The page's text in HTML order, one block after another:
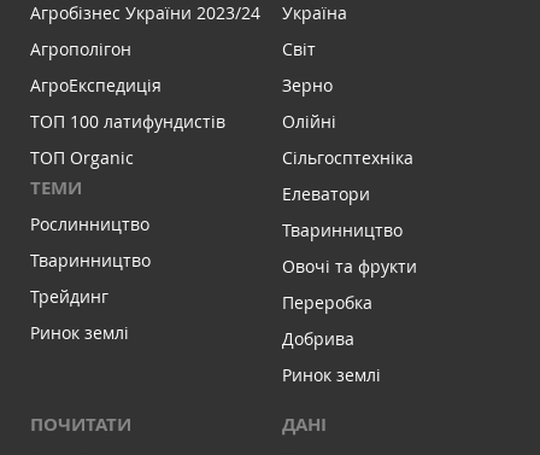
Агробізнес України 2023/24
Агрополігон
АгроЕкспедиція
ТОП 100 латифундистів
ТОП Organic
ТЕМИ
Рослинництво
Тваринництво
Трейдинг
Ринок землі
Україна
Світ
Зерно
Олійні
Сільгосптехніка
Елеватори
Тваринництво
Овочі та фрукти
Переробка
Добрива
Ринок землі
ПОЧИТАТИ ДАНІ